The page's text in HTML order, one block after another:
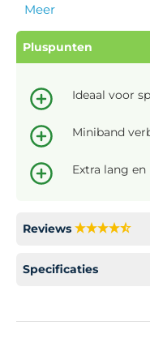
Meer
Pluspunten
Ideaal voor
Miniband
Extra lang en
Reviews
Specificaties